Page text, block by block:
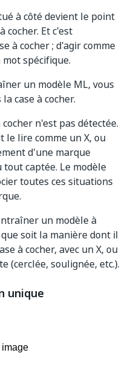
à côté devient le point
cocher. Et c'est
à cocher ; d'agir comme
spécifique.
un modèle ML, vous
case à cocher.
n'est pas détectée.
le lire comme un X, ou
d'une marque
captée. Le modèle
toutes ces situations
un modèle à
soit la manière dont il
à cocher, avec un X, ou
(cerclée, soulignée, etc.).
unique